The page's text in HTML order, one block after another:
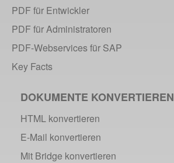
PDF für Entwickler
PDF für Administratoren
PDF-Webservices für SAP
Key Facts
DOKUMENTE KONVERTIEREN
HTML konvertieren
E-Mail konvertieren
Mit Bridge konvertieren